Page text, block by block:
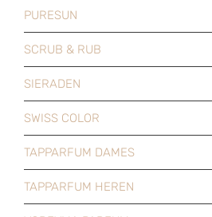
PURESUN
SCRUB & RUB
SIERADEN
SWISS COLOR
TAPPARFUM DAMES
TAPPARFUM HEREN